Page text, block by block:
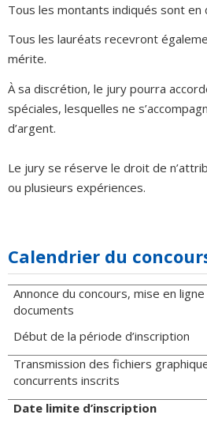
Tous les montants indiqués sont en
Tous les lauréats recevront
mérite.
À sa discrétion, le jury pourra
spéciales, lesquelles ne
d’argent.
Le jury se réserve le droit de
ou plusieurs expériences.
Calendrier du
Annonce du concours, mise en
documents
Début de la période d’inscription
Transmission des fichiers
concurrents inscrits
Date limite d’inscription